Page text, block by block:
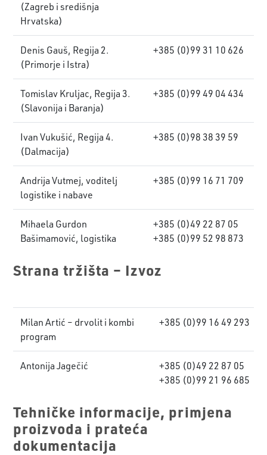
(Zagreb i središnja
Hrvatska)
Denis Gauš, Regija 2.
(Primorje i Istra)
+385 (0)99 31 10 626
Tomislav Kruljac, Regija 3.
(Slavonija i Baranja)
+385 (0)99 49 04 434
Ivan Vukušić, Regija 4.
(Dalmacija)
+385 (0)98 38 39 59
Andrija Vutmej, voditelj
logistike i nabave
+385 (0)99 16 71 709
Mihaela Gurdon
Bašimamović, logistika
+385 (0)49 22 87 05
+385 (0)99 52 98 873
Strana tržišta – Izvoz
Milan Artić – drvolit i kombi
program
+385 (0)99 16 49 293
Antonija Jagečić
+385 (0)49 22 87 05
+385 (0)99 21 96 685
Tehničke informacije, primjena
proizvoda i prateća
dokumentacija